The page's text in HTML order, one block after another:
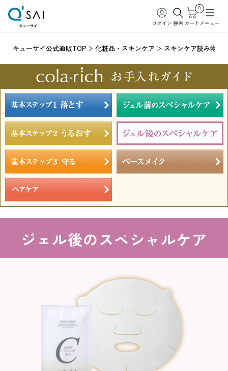
ログイン 検索
0
カート メニュー
キューサイ公式通販TOP 化粧品・スキンケア スキンケア読み物一
ジェル後のスペシャルケア